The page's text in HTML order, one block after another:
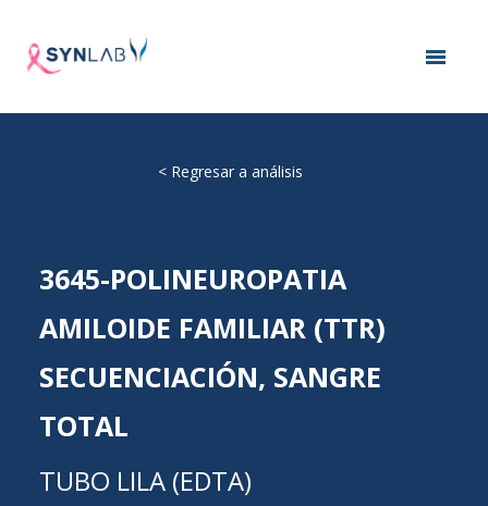
< Regresar a análisis
3645-POLINEUROPATIA
AMILOIDE FAMILIAR (TTR)
SECUENCIACIÓN, SANGRE
TOTAL
TUBO LILA (EDTA)